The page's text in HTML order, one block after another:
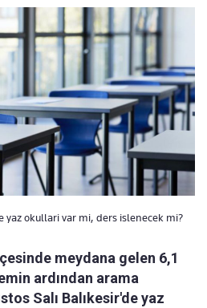
yaz okullari var mi, ders islenecek mi?
meydana gelen 6,1
ardından arama
Salı Balıkesir'de yaz